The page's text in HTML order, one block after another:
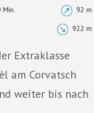
Min. 92 m
922 m
Extraklasse
am Corvatsch
weiter bis nach